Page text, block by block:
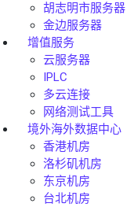
胡志明市服务器
金边服务器
增值服务
云服务器
IPLC
多云连接
网络测试工具
境外海外数据中心
香港机房
洛杉矶机房
东京机房
台北机房